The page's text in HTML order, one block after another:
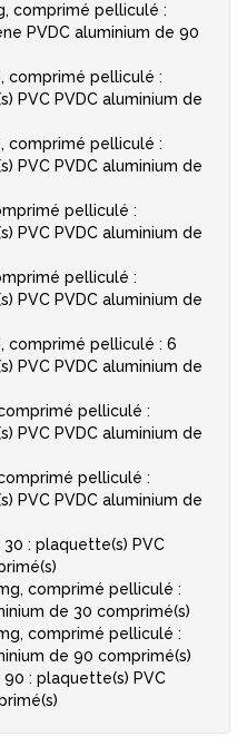
comprimé pelliculé :
PVDC aluminium de 90
comprimé pelliculé :
PVC PVDC aluminium de
comprimé pelliculé :
PVC PVDC aluminium de
pelliculé :
PVC PVDC aluminium de
pelliculé :
PVC PVDC aluminium de
comprimé pelliculé : 6
PVC PVDC aluminium de
comprimé pelliculé :
PVC PVDC aluminium de
comprimé pelliculé :
PVC PVDC aluminium de
30 : plaquette(s) PVC
mg, comprimé pelliculé :
de 30 comprimé(s)
mg, comprimé pelliculé :
de 90 comprimé(s)
90 : plaquette(s) PVC